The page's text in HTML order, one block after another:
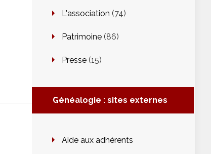
L'association (74)
Patrimoine (86)
Presse (15)
Généalogie : sites externes
Aide aux adhérents